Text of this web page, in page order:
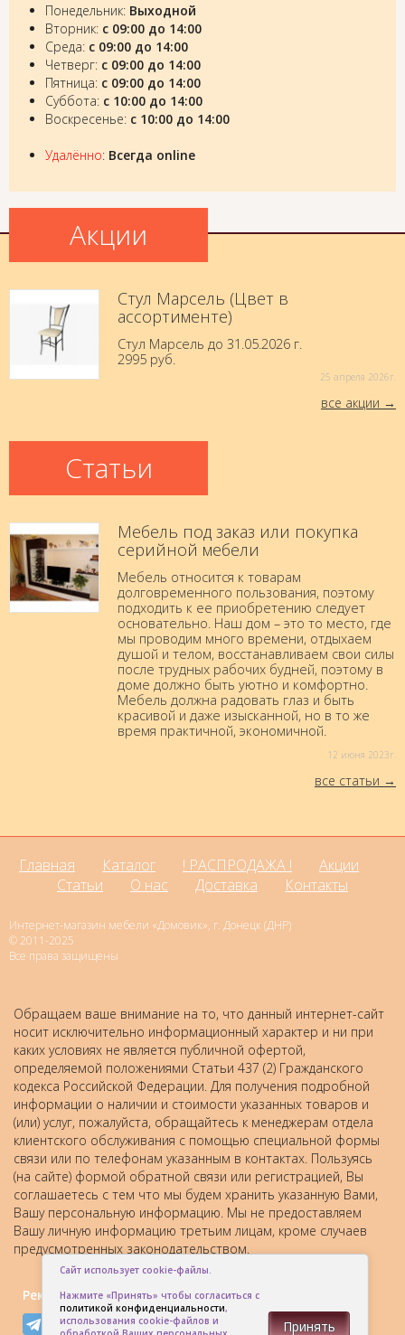
Понедельник: Выходной
Вторник: с 09:00 до 14:00
Среда: с 09:00 до 14:00
Четверг: с 09:00 до 14:00
Пятница: с 09:00 до 14:00
Суббота: с 10:00 до 14:00
Воскресенье: с 10:00 до 14:00
Удалённо: Всегда online
Акции
Стул Марсель (Цвет в
ассортименте)
Стул Марсель до 31.05.2026 г.
2995 руб.
25 aпреля 2026г.
все акции
Статьи
Мебель под заказ или покупка
серийной мебели
Мебель относится к товарам
долговременного пользования, поэтому
подходить к ее приобретению следует
основательно. Наш дом – это то место, где
мы проводим много времени, отдыхаем
душой и телом, восстанавливаем свои силы
после трудных рабочих будней, поэтому в
доме должно быть уютно и комфортно.
Мебель должна радовать глаз и быть
красивой и даже изысканной, но в то же
время практичной, экономичной.
12 июня 2023г.
все статьи
Главная Каталог ! РАСПРОДАЖА !
Акции
Статьи
О нас Доставка Контакты
Интернет-магазин мебели «Домовик», г. Донецк (ДНР)
© 2011-2025
Все права защищены
Обращаем ваше внимание на то, что данный интернет-сайт
носит исключительно информационный характер и ни при
каких условиях не является публичной офертой,
определяемой положениями Статьи 437 (2) Гражданского
кодекса Российской Федерации. Для получения подробной
информации о наличии и стоимости указанных товаров и
(или) услуг, пожалуйста, обращайтесь к менеджерам отдела
клиентского обслуживания с помощью специальной формы
связи или по телефонам указанным в контактах. Пользуясь
(на сайте) формой обратной связи или регистрацией, Вы
соглашаетесь с тем что мы будем хранить указанную Вами,
Вашу персональную информацию. Мы не предоставляем
Вашу личную информацию третьим лицам, кроме случаев
предусмотренных законодательством.
Рекомендовать друзьям:
Сайт использует cookie-файлы.
Нажмите «Принять» чтобы согласиться с
политикой конфиденциальности,
использования cookie-файлов и
Принять